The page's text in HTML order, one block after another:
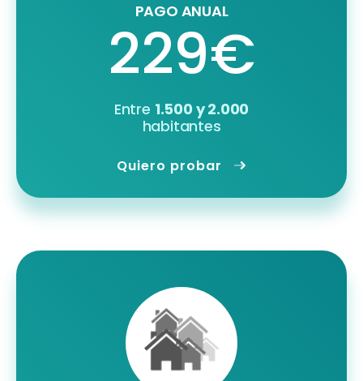
PAGO ANUAL
229€
Entre 1.500 y 2.000
habitantes
Quiero probar